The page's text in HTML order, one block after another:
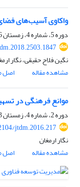
واکاوی آسیب‌های
دوره 5، شماره 4، زمستان 1396، صفحه
نگین فلاح حقیقی، نگار
مشاهده مقاله
اصل
موانع فرهنگی در
دوره 2، شماره 4، زمستان 1393، صفحه
jtdm.2016.217
نگار ارمغان
مشاهده مقاله
اصل